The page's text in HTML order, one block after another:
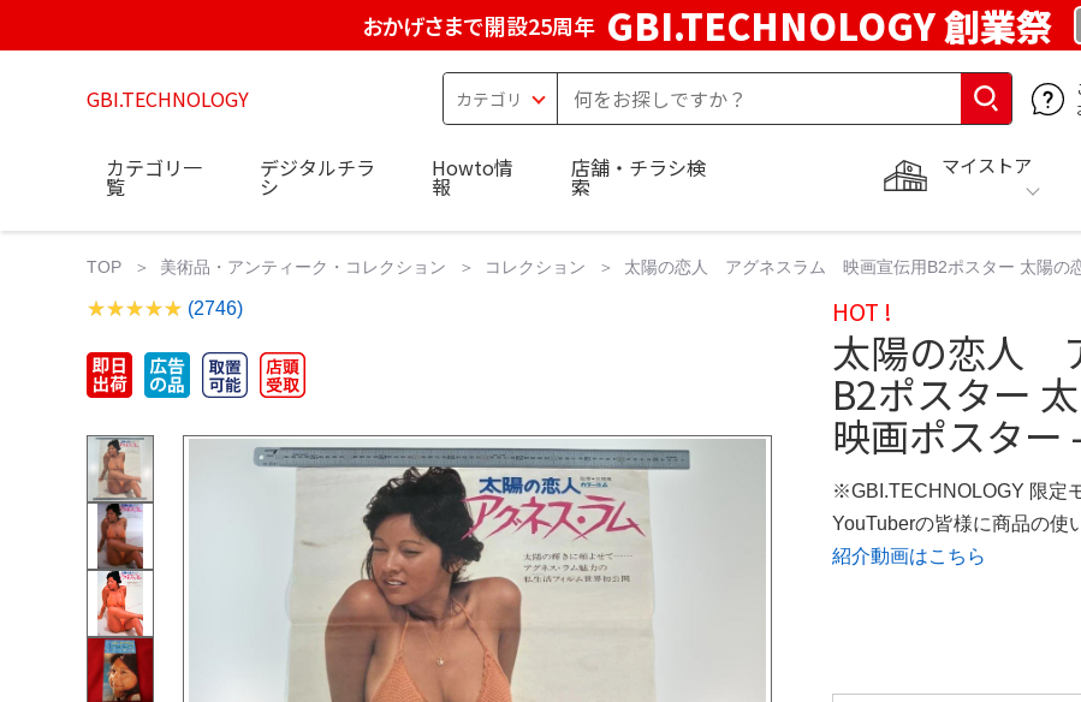
おかげさまで開設25周年 GBI.TECHNOLOGY 創業祭
GBI.TECHNOLOGY
マイストア
カテゴリ一
覧
デジタルチラ
シ
Howto情
報
店舗・チラシ検
索
TOP 美術品・アンティーク・コレクション コレクション 太陽の恋人 アグネスラム 映画宣伝用B2ポスター 太陽の
(2746) HOT !
太陽の恋人
B2ポスター
映画ポスター
※GBI.TECHNOLOGY 限定
YouTuberの皆様に商品の使
紹介動画はこちら